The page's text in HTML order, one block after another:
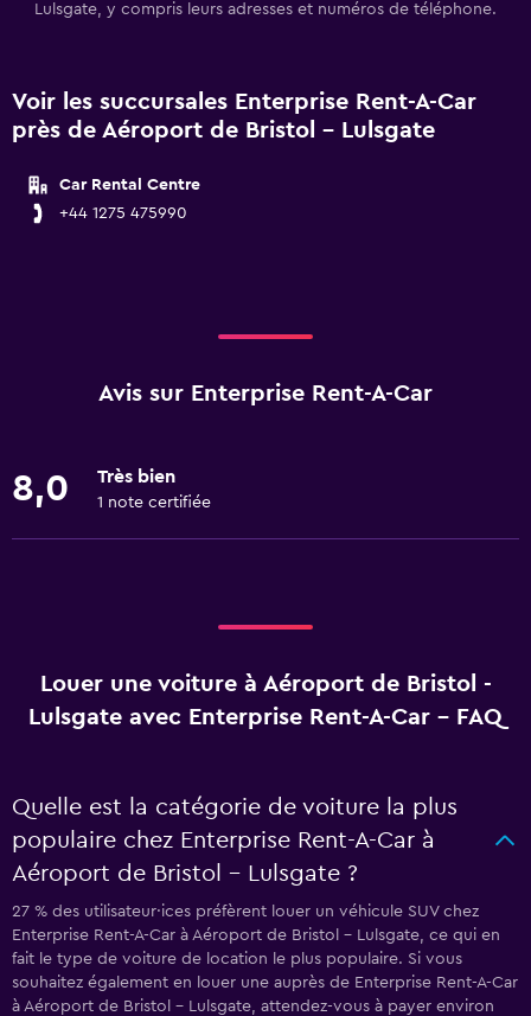
Lulsgate, y compris leurs adresses et numéros de téléphone.
Voir les succursales Enterprise Rent-A-Car
près de Aéroport de Bristol - Lulsgate
Car Rental Centre
+44 1275 475990
Avis sur Enterprise Rent-A-Car
8,0 Très bien
1 note certifiée
Louer une voiture à Aéroport de Bristol -
Lulsgate avec Enterprise Rent-A-Car - FAQ
Quelle est la catégorie de voiture la plus
populaire chez Enterprise Rent-A-Car à
Aéroport de Bristol - Lulsgate ?
27 % des utilisateur·ices préfèrent louer un véhicule SUV chez
Enterprise Rent-A-Car à Aéroport de Bristol - Lulsgate, ce qui en
fait le type de voiture de location le plus populaire. Si vous
souhaitez également en louer une auprès de Enterprise Rent-A-Car
à Aéroport de Bristol - Lulsgate, attendez-vous à payer environ